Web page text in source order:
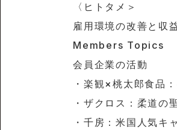
〈ヒトタメ＞
雇用環境の改善と収
Members Topics
会員企業の活動
・楽観×桃太郎食品
・ザクロス：柔道の
・千房：米国人気キ